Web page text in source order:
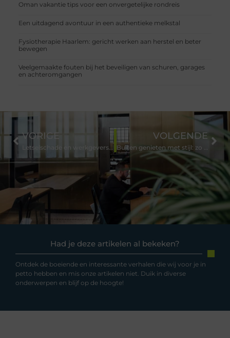
Oman vakantie tips voor een onvergetelijke rondreis
Een uitdagend avontuur in een authentieke melkstal
Fysiotherapie Haarlem: gericht werken aan herstel en beter
bewegen
Veelgemaakte fouten bij het beveiligen van schuren, garages
en achteromgangen
Had je deze artikelen al bekeken?
Ontdek de boeiende en interessante verhalen die wij voor je in
petto hebben en mis onze artikelen niet. Duik in diverse
onderwerpen en blijf op de hoogte!
VORIGE
Letselschade en werkgeversaansprakelijkheid bij arbeidsongevallen
VOLGENDE
Buiten genieten met stijl: zo geef je je veranda allure